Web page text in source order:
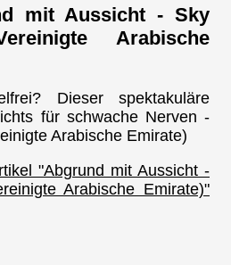
mit Aussicht - Sky
Arabische
Dieser spektakuläre
für schwache Nerven -
Arabische Emirate)
"Abgrund mit Aussicht -
Arabische Emirate)"